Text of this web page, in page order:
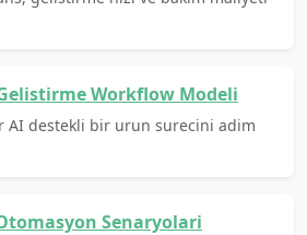
Workflow Modeli
AI destekli bir urun surecini adim
Senaryolari